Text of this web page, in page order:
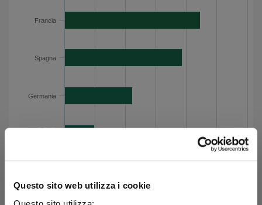
Questo sito web utilizza i cookie
Germania
4.3
Sovranazionali
3.9
Austria
Altri
0.7
Francia
Spagna
Germania
Paesi